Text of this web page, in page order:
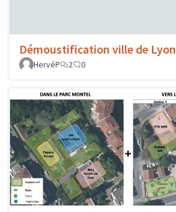
Démoustification ville de Lyon
HervéP
2 0